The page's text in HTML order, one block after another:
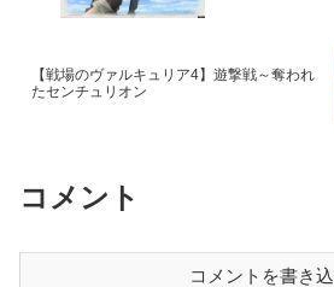
【戦場のヴァルキュリア4】遊撃戦～奪われ
たセンチュリオン
コメント
コメントを書き